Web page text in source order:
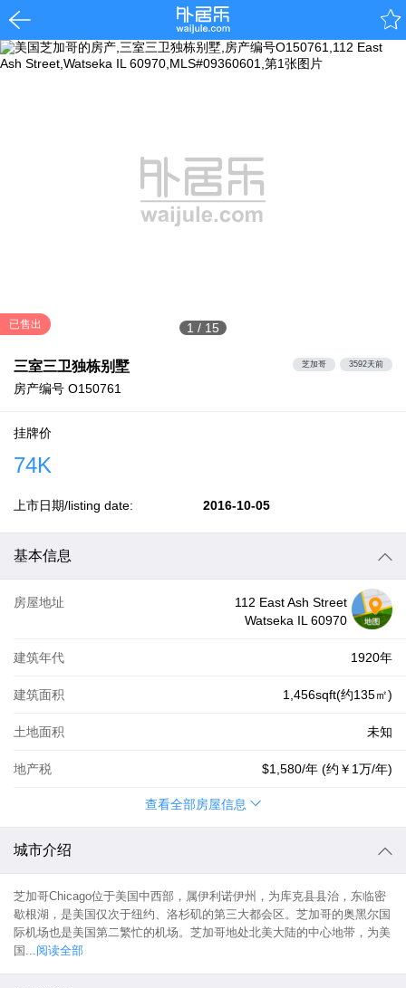
1 / 15
已售出
三室三卫独栋别墅
房产编号 O150761
芝加哥 3592天前
挂牌价
74K
上市日期/listing date: 2016-10-05
基本信息
房屋地址
112 East Ash Street
Watseka IL 60970
建筑年代 1920年
建筑面积 1,456sqft(约135㎡)
土地面积 未知
地产税 $1,580/年 (约 ￥1万/年)
查看全部房屋信息
城市介绍
芝加哥Chicago位于美国中西部，属伊利诺伊州，为库克县县治，东临密
歇根湖，是美国仅次于纽约、洛杉矶的第三大都会区。芝加哥的奥黑尔国
际机场也是美国第二繁忙的机场。芝加哥地处北美大陆的中心地带，为美
国...阅读全部